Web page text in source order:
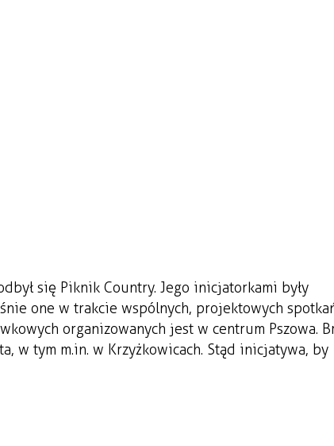
się Piknik Country. Jego inicjatorkami były
one w trakcie wspólnych, projektowych
organizowanych jest w centrum Pszowa.
w tym m.in. w Krzyżkowicach. Stąd inicjatywa, by